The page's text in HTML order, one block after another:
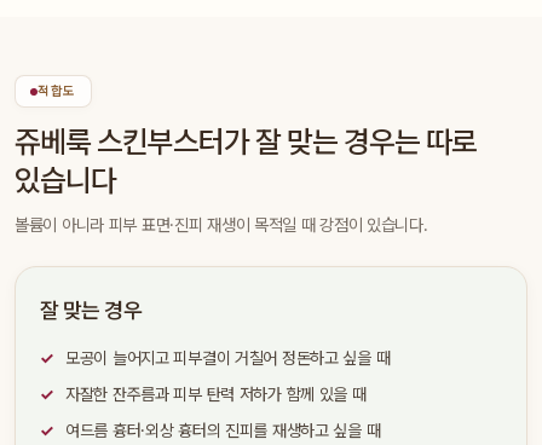
적합도
쥬베룩 스킨부스터가 잘 맞는 경우는 따로
있습니다
볼륨이 아니라 피부 표면·진피 재생이 목적일 때 강점이 있습니다.
잘 맞는 경우
모공이 늘어지고 피부결이 거칠어 정돈하고 싶을 때
자잘한 잔주름과 피부 탄력 저하가 함께 있을 때
여드름 흉터·외상 흉터의 진피를 재생하고 싶을 때